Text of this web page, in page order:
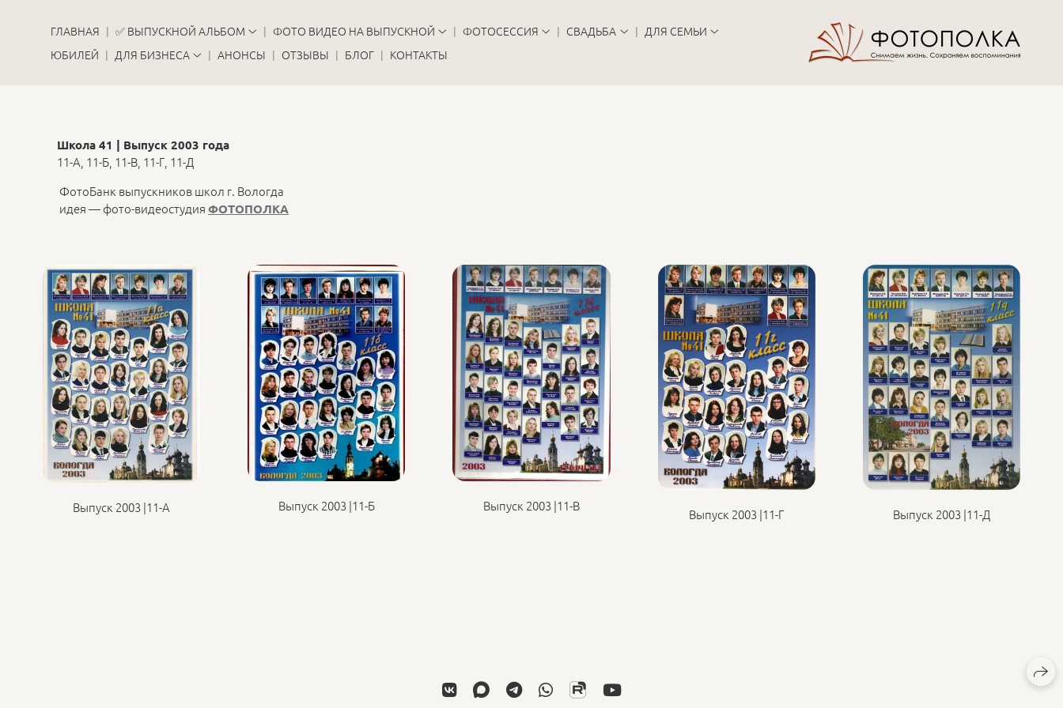
ГЛАВНАЯ ✅ ВЫПУСКНОЙ АЛЬБОМ ФОТО ВИДЕО НА ВЫПУСКНОЙ ФОТОСЕССИЯ СВАДЬБА
ДЛЯ СЕМЬИ
ЮБИЛЕЙ
ДЛЯ БИЗНЕСА АНОНСЫ ОТЗЫВЫ БЛОГ КОНТАКТЫ
Школа 41 | Выпуск 2003 года
11-А, 11-Б, 11-В, 11-Г, 11-Д
ФотоБанк выпускников школ г. Вологда
идея — фото-видеостудия ФОТОПОЛКА
Выпуск 2003 |11-А Выпуск 2003 |11-Б Выпуск 2003 |11-В
Выпуск 2003 |11-Г Выпуск 2003 |11-Д